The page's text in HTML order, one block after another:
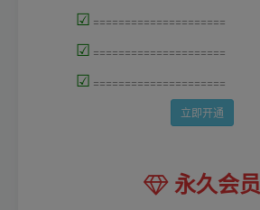
☑ =====================
☑ =====================
☑ =====================
立即开通
永久会员